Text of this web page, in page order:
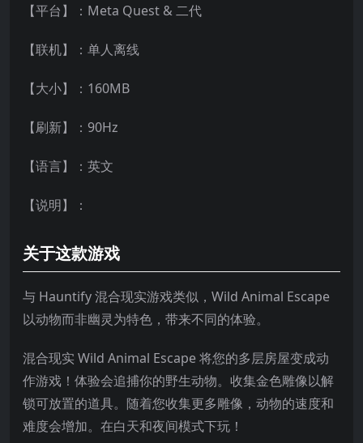
【平台】：Meta Quest & 二代
【联机】：单人离线
【大小】：160MB
【刷新】：90Hz
【语言】：英文
【说明】：
关于这款游戏
与 Hauntify 混合现实游戏类似，Wild Animal Escape
以动物而非幽灵为特色，带来不同的体验。
混合现实 Wild Animal Escape 将您的多层房屋变成动
作游戏！体验会追捕你的野生动物。收集金色雕像以解
锁可放置的道具。随着您收集更多雕像，动物的速度和
难度会增加。在白天和夜间模式下玩！